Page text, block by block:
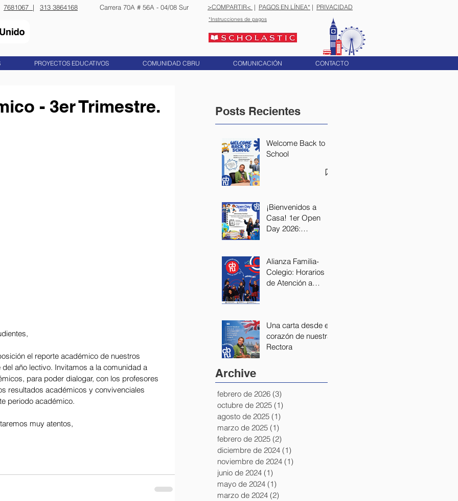
7681067 | ​​Carrera 70A # 56A - 04/08 Sur
313 3864168 >COMPARTIR< | PAGOS EN LÍNEA* | PRIVACIDAD
*Instrucciones de pagos
PROYECTOS EDUCATIVOS COMUNIDAD CBRU COMUNICACIÓN CONTACTO
- 3er Trimestre.
el reporte académico de nuestros
año lectivo. Invitamos a la comunidad a
para poder dialogar, con los profesores
resultados académicos y convivenciales
periodo académico.
muy atentos,
Posts Recientes
Welcome Back to
School
¡Bienvenidos a
Casa! 1er Open
Day 2026:
Educativa
Alianza Familia-
Colegio: Horarios
de Atención a
Una carta desde el
corazón de nuestra
Rectora
Archive
febrero de 2026 (3)
octubre de 2025 (1)
agosto de 2025 (1)
marzo de 2025 (1)
febrero de 2025 (2)
diciembre de 2024 (1)
noviembre de 2024 (1)
junio de 2024 (1)
mayo de 2024 (1)
marzo de 2024 (2)